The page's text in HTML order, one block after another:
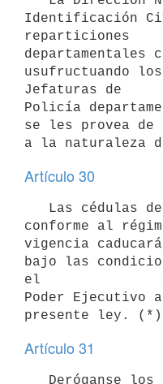
Identificación
reparticiones
departamentales
usufructuando
Jefaturas de
Policía
se les provea
Artículo 30
conforme al
vigencia
bajo las
el
Poder Ejecutivo
Artículo 31